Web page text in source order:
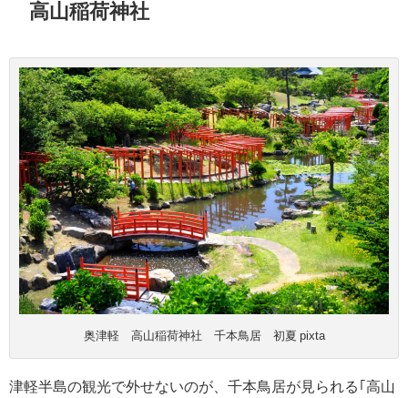
高山稲荷神社
奥津軽 高山稲荷神社 千本鳥居 初夏 pixta
津軽半島の観光で外せないのが、千本鳥居が見られる｢高山